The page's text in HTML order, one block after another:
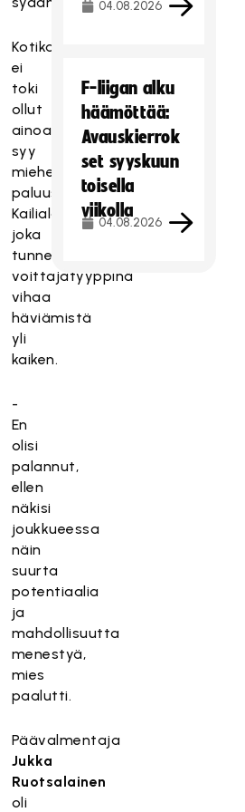
Kotikaupunki
ei
toki
ollut
ainoa
syy
miehen
paluuseen.
Kailiala,
joka
tunnetaan
voittajatyyppinä
vihaa
häviämistä
yli
kaiken.
-
En
olisi
palannut,
ellen
näkisi
joukkueessa
näin
suurta
potentiaalia
ja
mahdollisuutta
menestyä,
mies
paalutti.
Päävalmentaja
Jukka
Ruotsalainen
oli
04.08.2026
F-liigan alku
häämöttää:
Avauskierrok
set syyskuun
toisella
viikolla
04.08.2026